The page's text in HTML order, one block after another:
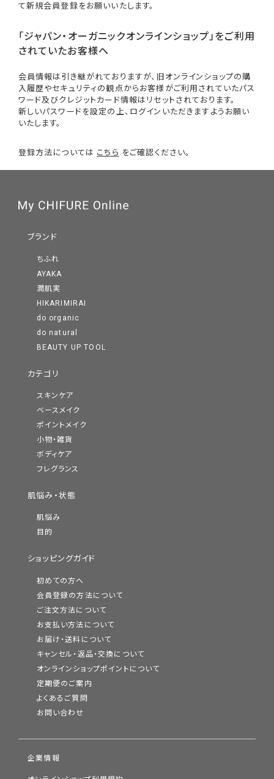
て新規会員登録をお願いいたします。
「ジャパン・オーガニックオンラインショップ」をご利用
されていたお客様へ
会員情報は引き継がれておりますが、旧オンラインショップの購
入履歴やセキュリティの観点からお客様がご利用されていたパス
ワード及びクレジットカード情報はリセットされております。
新しいパスワードを設定の上、ログインいただきますようお願い
いたします。
登録方法については こちら をご確認ください。
ブランド
ちふれ
AYAKA
潤肌実
HIKARIMIRAI
do organic
do natural
BEAUTY UP TOOL
カテゴリ
スキンケア
ベースメイク
ポイントメイク
小物・雑貨
ボディケア
フレグランス
肌悩み・状態
肌悩み
目的
ショッピングガイド
初めての方へ
会員登録の方法について
ご注文方法について
お支払い方法について
お届け・送料について
キャンセル・返品・交換について
オンラインショップポイントについて
定期便のご案内
よくあるご質問
お問い合わせ
企業情報